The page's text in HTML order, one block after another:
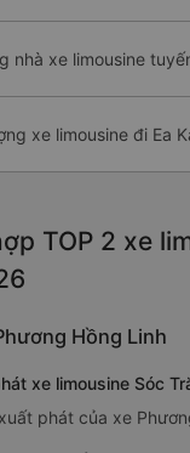
nhà xe limousine
xe limousine đi Ea
TOP 2 xe
Hồng Linh
xe limousine Sóc
phát của xe